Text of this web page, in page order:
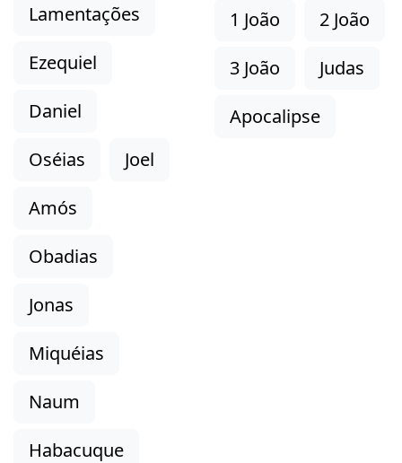
Lamentações
Ezequiel
Daniel
Oséias
Joel
Amós
Obadias
Jonas
Miquéias
Naum
Habacuque
1 João
2 João
3 João
Judas
Apocalipse